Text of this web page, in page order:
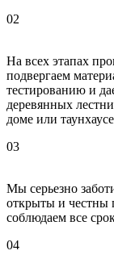
02
На всех этапах
подвергаем
тестированию и
деревянных
доме или
03
Мы серьезно
открыты и честны
соблюдаем все
04